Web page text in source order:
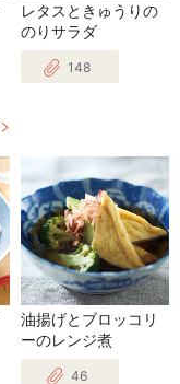
レタスときゅうりの
のりサラダ
148
油揚げとブロッコリ
ーのレンジ煮
46